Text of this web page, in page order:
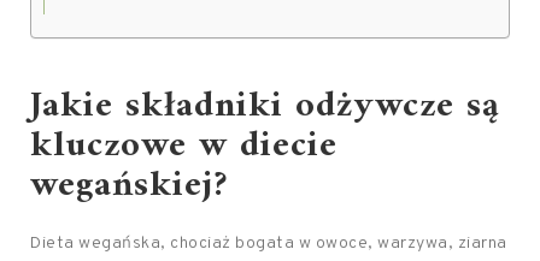
Jakie składniki odżywcze są
kluczowe w diecie
wegańskiej?
Dieta wegańska, chociaż bogata w owoce, warzywa, ziarna